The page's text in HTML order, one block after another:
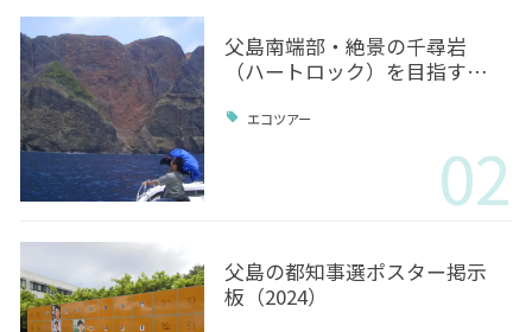
父島南端部・絶景の千尋岩
（ハートロック）を目指す…
エコツアー
02
父島の都知事選ポスター掲示
板（2024）